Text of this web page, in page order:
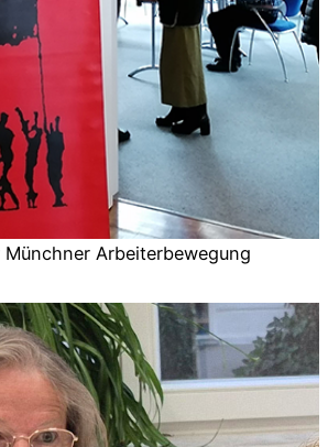
Arbeiterbewegung